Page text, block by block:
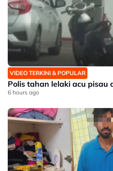
VIDEO TERKINI & POPULAR
Polis tahan lelaki acu pisau
6 hours ago